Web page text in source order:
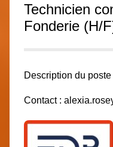
Technicien
Fonderie (H/
Description du poste
Contact :